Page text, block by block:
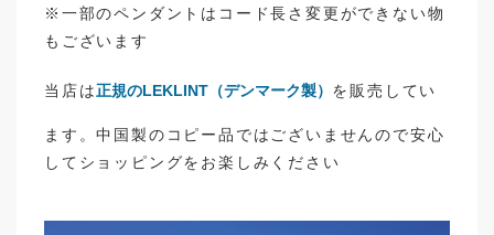
※一部のペンダントはコード長さ変更ができない物
もございます
当店は正規のLEKLINT（デンマーク製） を販売してい
ます。中国製のコピー品ではございませんので安心
してショッピングをお楽しみください